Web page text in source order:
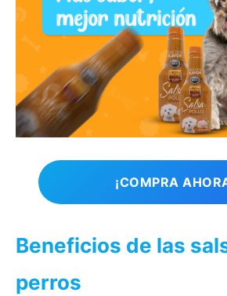
¡COMPRA
Beneficios de las
perros